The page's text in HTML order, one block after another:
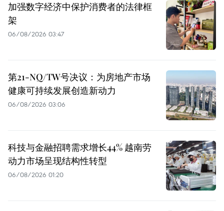
加强数字经济中保护消费者的法律框
架
06/08/2026 03:47
第21-NQ/TW号决议：为房地产市场
健康可持续发展创造新动力
06/08/2026 03:06
科技与金融招聘需求增长44% 越南劳
动力市场呈现结构性转型
06/08/2026 01:20